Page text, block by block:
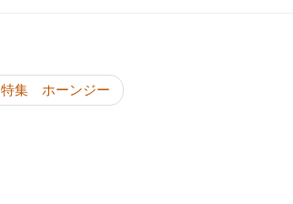
特集 ホーンジー